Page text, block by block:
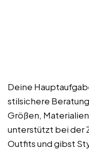
Deine
stilsichere
Größen,
unterstützt bei der
Outfits und gibst